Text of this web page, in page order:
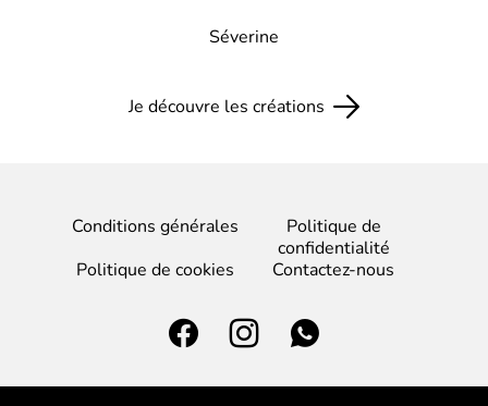
Séverine
Je découvre les créations
Conditions générales
Politique de
confidentialité
Politique de cookies
Contactez-nous